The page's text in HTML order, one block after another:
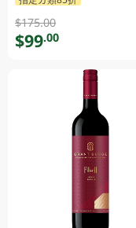
$175.00
$99.00